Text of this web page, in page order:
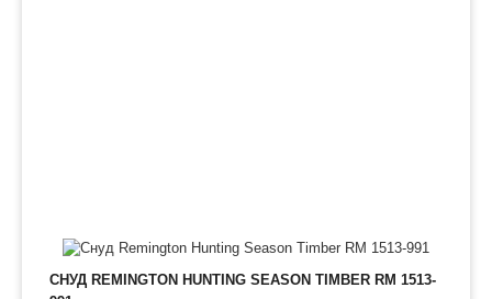
СНУД REMINGTON HUNTING SEASON TIMBER RM 1513-